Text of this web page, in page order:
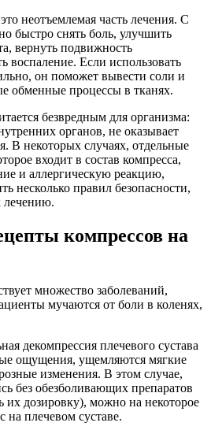
неотъемлемая часть лечения. С
быстро снять боль, улучшить
вернуть подвижность
воспаление. Если использовать
он поможет вывести соли и
обменные процессы в тканях.
безвредным для организма:
органов, не оказывает
В некоторых случаях, отдельные
входит в состав компресса,
и аллергическую реакцию,
несколько правил безопасности,
лечению.
компрессов на
множество заболеваний,
мучаются от боли в коленях,
декомпрессия плечевого сустава
ощущения, ущемляются мягкие
изменения. В этом случае,
без обезболивающих препаратов
их дозировку), можно на некоторое
на плечевом суставе.